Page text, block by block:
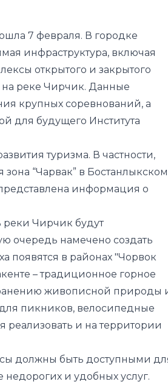
инфраструктура, включая
на реке Чирчик. Данные
крупных соревнований, а
для будущего Института
туризма. В частности,
“Чарвак” в Бостанлыкском
информация о
реки Чирчик будут
очередь намечено создать
появятся в районах "Чорвок
– традиционное горное
живописной природы и
пикников, велосипедные
и на территории
должны быть доступными для
недорогих и удобных услуг.
города Ташкента за
вновь возводимых массивов